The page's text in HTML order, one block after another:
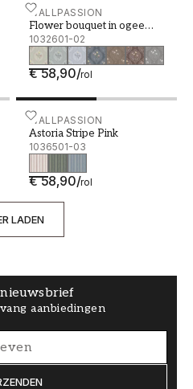
- 1032501-01
WALLPASSION
Flower bouquet in ogee
green
1032601-02
€ 58,90/rol
Flower bouquet in ogee
01
WALLPASSION
Astoria Stripe Pink
1036501-03
€ 58,90/rol
Astoria Stripe Pink -
LADEN
aanbiedingen